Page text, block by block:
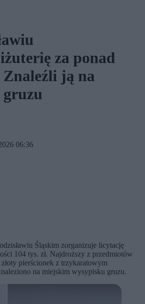
za ponad
Znaleźli ją na
06:36
Śląskim zorganizuje licytację
104 tys. zł. Najdroższy z przedmiotów
pierścionek z trzykaratowym
na miejskim wysypisku gruzu.